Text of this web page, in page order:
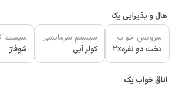
هال و پذیرایی یک
سرویس خواب
تخت دو نفره×2
سیستم سرمایشی
کولر آبی
سیستم
شوفاژ
اتاق خواب یک